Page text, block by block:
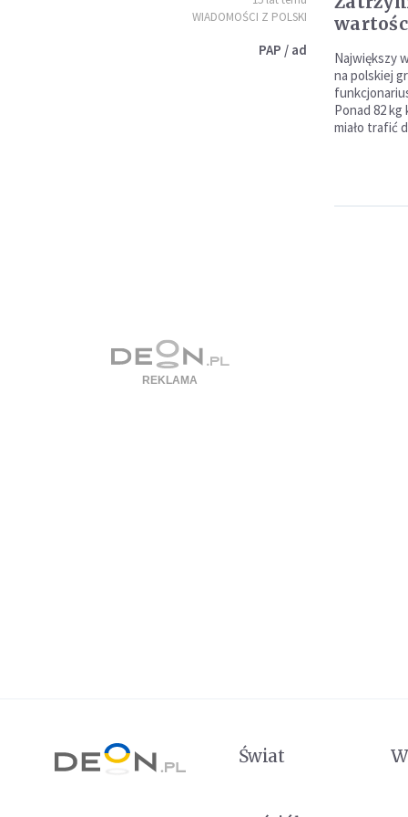
WIADOMOŚCI Z POLSKI
PAP / ad
Największy
na polskiej
Ponad 82 kg
miało trafić
Świat